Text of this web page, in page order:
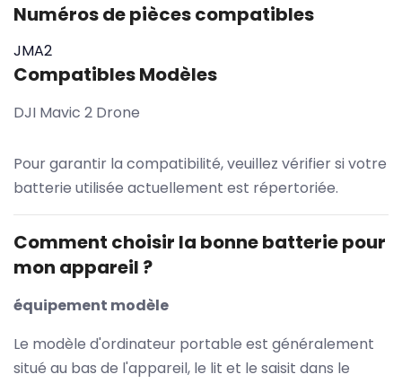
Numéros de pièces compatibles
JMA2
Compatibles Modèles
DJI Mavic 2 Drone
Pour garantir la compatibilité, veuillez vérifier si votre
batterie utilisée actuellement est répertoriée.
Comment choisir la bonne batterie pour
mon appareil ?
équipement modèle
Le modèle d'ordinateur portable est généralement
situé au bas de l'appareil, le lit et le saisit dans le